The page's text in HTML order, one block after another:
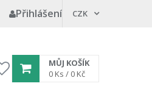
Přihlášení CZK
My
wishlist
MŮJ KOŠÍK
0 Ks / 0 Kč